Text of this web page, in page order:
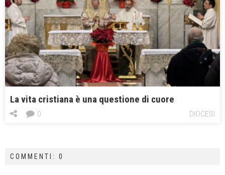
La vita cristiana è una questione di cuore
DIOCESI
0
COMMENTI: 0